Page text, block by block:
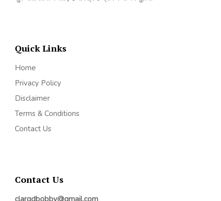
Quick Links
Home
Privacy Policy
Disclaimer
Terms & Conditions
Contact Us
Contact Us
clargdbobby@gmail.com